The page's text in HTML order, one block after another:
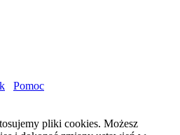
Pomoc
pliki cookies. Możesz